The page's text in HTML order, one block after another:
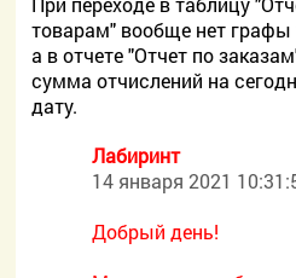
товарам" вообще нет графы
а в отчете "Отчет по
сумма отчислений на
дату.
Лабиринт
14 января 2021
Добрый день!